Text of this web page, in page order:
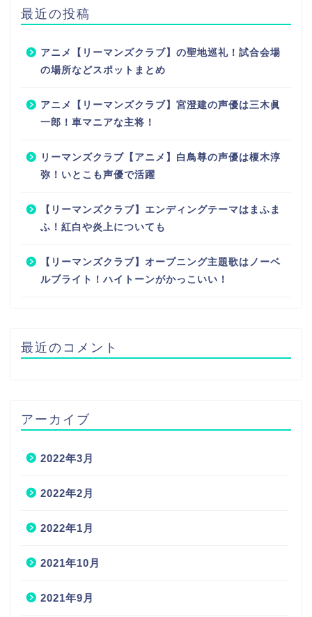
最近の投稿
アニメ【リーマンズクラブ】の聖地巡礼！試合会場
の場所などスポットまとめ
アニメ【リーマンズクラブ】宮澄建の声優は三木眞
一郎！車マニアな主将！
リーマンズクラブ【アニメ】白鳥尊の声優は榎木淳
弥！いとこも声優で活躍
【リーマンズクラブ】エンディングテーマはまふま
ふ！紅白や炎上についても
【リーマンズクラブ】オープニング主題歌はノーベ
ルブライト！ハイトーンがかっこいい！
最近のコメント
アーカイブ
2022年3月
2022年2月
2022年1月
2021年10月
2021年9月